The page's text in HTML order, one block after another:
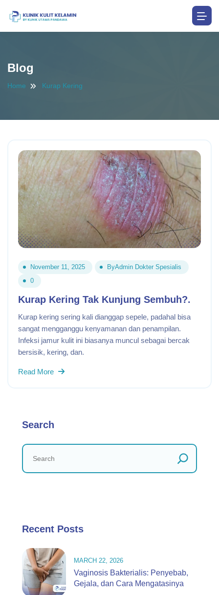
Blog
Home Kurap Kering
November 11, 2025 ByAdmin Dokter Spesialis
0
Kurap Kering Tak Kunjung Sembuh?.
Kurap kering sering kali dianggap sepele, padahal bisa
sangat mengganggu kenyamanan dan penampilan.
Infeksi jamur kulit ini biasanya muncul sebagai bercak
bersisik, kering, dan.
Read More
Search
Recent Posts
MARCH 22, 2026
Vaginosis Bakterialis: Penyebab,
Gejala, dan Cara Mengatasinya